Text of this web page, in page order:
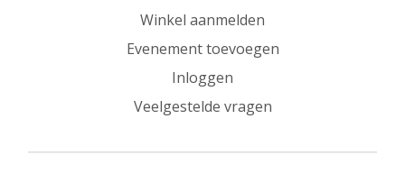
Winkel aanmelden
Evenement toevoegen
Inloggen
Veelgestelde vragen